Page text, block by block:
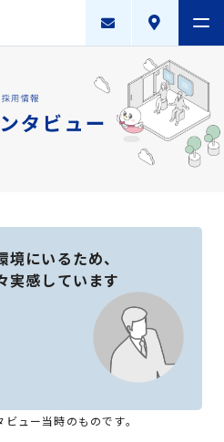
情報セキュリティ方針 ｜
境にいるため、
実感しています
ュー当時のものです。